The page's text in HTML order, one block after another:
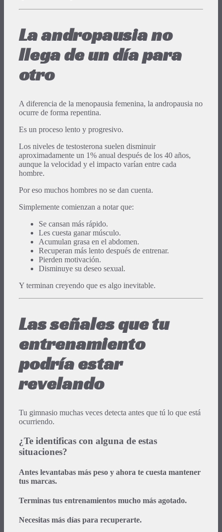
La andropausia no
llega de un día para
otro
A diferencia de la menopausia femenina, la andropausia no
ocurre de forma repentina.
Es un proceso lento y progresivo.
Los niveles de testosterona suelen disminuir
aproximadamente un 1% anual después de los 40 años,
aunque la velocidad y el impacto varían entre cada
hombre.
Por eso muchos hombres no se dan cuenta.
Simplemente comienzan a notar que:
Se cansan más rápido.
Les cuesta ganar músculo.
Acumulan grasa en el abdomen.
Recuperan más lento después de entrenar.
Pierden motivación.
Disminuye su deseo sexual.
Y terminan creyendo que es algo inevitable.
Las señales que tu
entrenamiento
podría estar
revelando
Tu gimnasio muchas veces detecta antes que tú lo que está
ocurriendo.
¿Te identificas con alguna de estas
situaciones?
Antes levantabas más peso y ahora te cuesta mantener
tus marcas.
Terminas tus entrenamientos mucho más agotado.
Necesitas más días para recuperarte.